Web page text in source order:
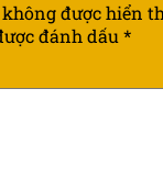
được hiển
đánh dấu*